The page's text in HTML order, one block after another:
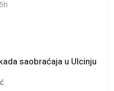
saobraćaja u Ulcinju